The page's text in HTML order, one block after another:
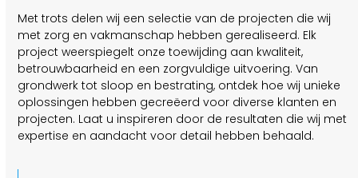
Met trots delen wij een selectie van de projecten die wij
met zorg en vakmanschap hebben gerealiseerd. Elk
project weerspiegelt onze toewijding aan kwaliteit,
betrouwbaarheid en een zorgvuldige uitvoering. Van
grondwerk tot sloop en bestrating, ontdek hoe wij unieke
oplossingen hebben gecreëerd voor diverse klanten en
projecten. Laat u inspireren door de resultaten die wij met
expertise en aandacht voor detail hebben behaald.